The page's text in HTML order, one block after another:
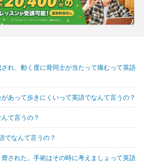
れ、動く度に骨同士が当たって痛むって英語
あって歩きにくいって英語でなんて言うの？
て言うの？
でなんて言うの？
された。手術はその時に考えましょって英語